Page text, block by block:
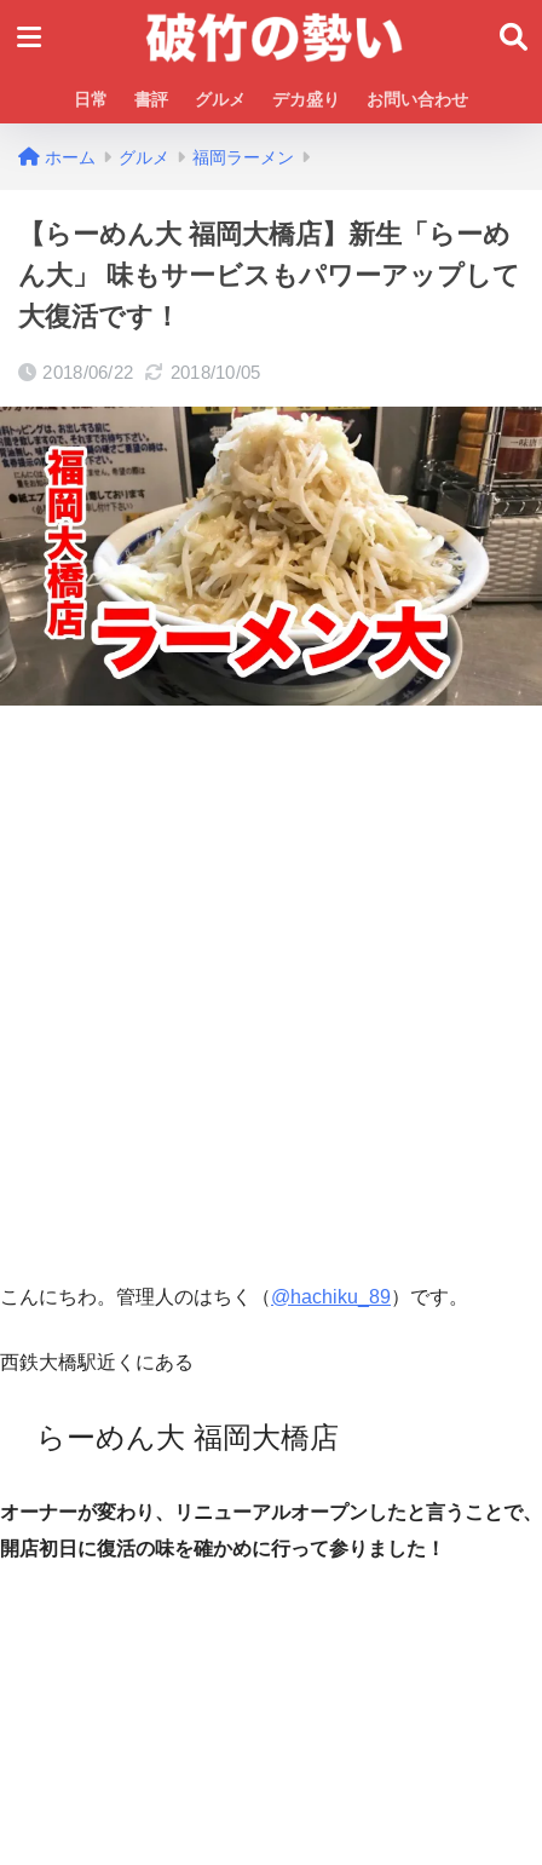
日常 書評 グルメ デカ盛り お問い合わせ
ホーム グルメ 福岡ラーメン
【らーめん大 福岡大橋店】新生「らーめ
ん大」 味もサービスもパワーアップして
大復活です！
2018/06/22 2018/10/05
こんにちわ。管理人のはちく（@hachiku_89）です。
西鉄大橋駅近くにある
らーめん大 福岡大橋店
オーナーが変わり、リニューアルオープンしたと言うことで、
開店初日に復活の味を確かめに行って参りました！